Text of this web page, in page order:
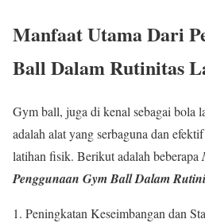
Manfaat Utama Dari
Ball Dalam Rutinitas
Gym ball, juga di kenal sebagai bola
adalah alat yang serbaguna dan
latihan fisik. Berikut adalah beberapa
Penggunaan Gym Ball Dalam
Peningkatan Keseimbangan dan